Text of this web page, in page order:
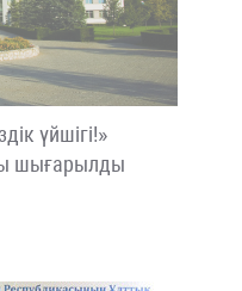
үйшігі!»
шығарылды